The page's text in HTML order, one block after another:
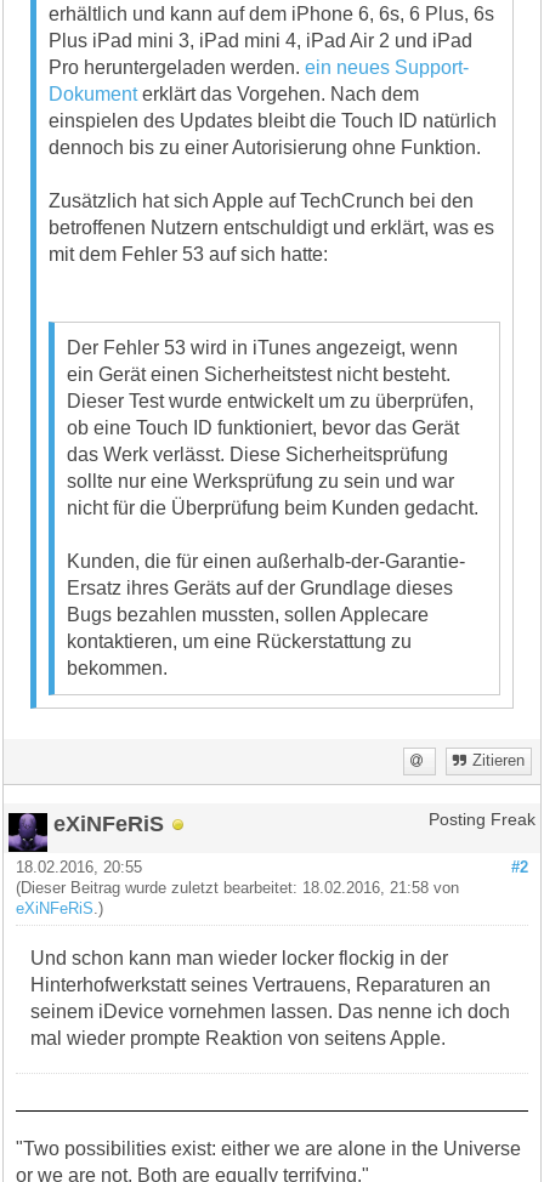
erhältlich und kann auf dem iPhone 6, 6s, 6 Plus, 6s
Plus iPad mini 3, iPad mini 4, iPad Air 2 und iPad
Pro heruntergeladen werden.ein neues Support-
Dokumenterklärt das Vorgehen. Nach dem
einspielen des Updates bleibt die Touch ID natürlich
dennoch bis zu einer Autorisierung ohne Funktion.
Zusätzlich hat sich Apple auf TechCrunch bei den
betroffenen Nutzern entschuldigt und erklärt, was es
mit dem Fehler 53 auf sich hatte:
Der Fehler 53 wird in iTunes angezeigt, wenn
ein Gerät einen Sicherheitstest nicht besteht.
Dieser Test wurde entwickelt um zu überprüfen,
ob eine Touch ID funktioniert, bevor das Gerät
das Werk verlässt. Diese Sicherheitsprüfung
sollte nur eine Werksprüfung zu sein und war
nicht für die Überprüfung beim Kunden gedacht.
Kunden, die für einen außerhalb-der-Garantie-
Ersatz ihres Geräts auf der Grundlage dieses
Bugs bezahlen mussten, sollen Applecare
kontaktieren, um eine Rückerstattung zu
bekommen.
Zitieren
eXiNFeRiS Posting Freak
#2
18.02.2016, 20:55
(Dieser Beitrag wurde zuletzt bearbeitet: 18.02.2016, 21:58 von
eXiNFeRiS.)
Und schon kann man wieder locker flockig in der
Hinterhofwerkstatt seines Vertrauens, Reparaturen an
seinem iDevice vornehmen lassen. Das nenne ich doch
mal wieder prompte Reaktion von seitens Apple.
"Two possibilities exist: either we are alone in the Universe
or we are not. Both are equally terrifying."